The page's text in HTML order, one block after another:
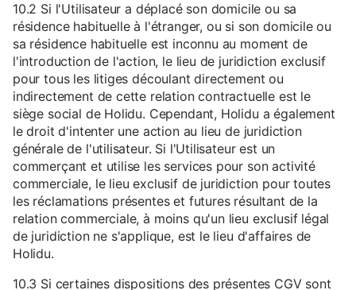
10.2 Si l'Utilisateur a déplacé son domicile ou sa
résidence habituelle à l'étranger, ou si son domicile ou
sa résidence habituelle est inconnu au moment de
l'introduction de l'action, le lieu de juridiction exclusif
pour tous les litiges découlant directement ou
indirectement de cette relation contractuelle est le
siège social de Holidu. Cependant, Holidu a également
le droit d'intenter une action au lieu de juridiction
générale de l'utilisateur. Si l'Utilisateur est un
commerçant et utilise les services pour son activité
commerciale, le lieu exclusif de juridiction pour toutes
les réclamations présentes et futures résultant de la
relation commerciale, à moins qu'un lieu exclusif légal
de juridiction ne s'applique, est le lieu d'affaires de
Holidu.
10.3 Si certaines dispositions des présentes CGV sont